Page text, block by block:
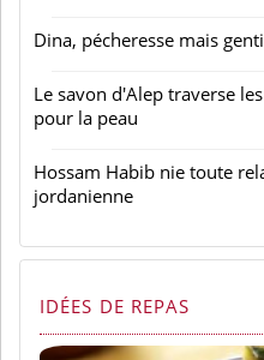
Dina, pécheresse mais
Le savon d'Alep traverse
pour la peau
Hossam Habib nie toute
jordanienne
IDÉES DE REPAS